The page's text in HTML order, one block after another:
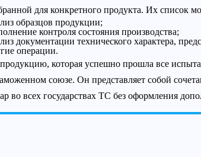
для конкретного продукта. Их список
образцов продукции;
контроля состояния производства;
документации технического характера,
операции.
которая успешно прошла все
союзе. Он представляет собой
во всех государствах ТС без оформления